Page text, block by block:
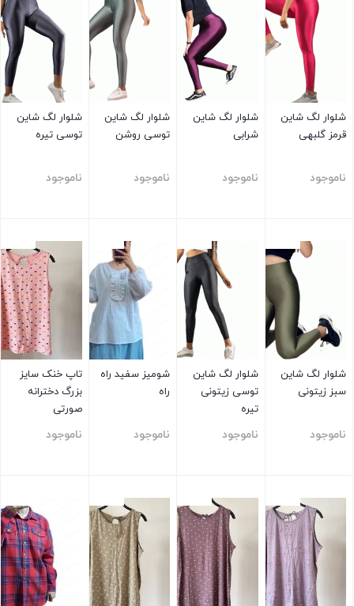
شلوار لگ شاین
قرمز گلبهی
ناموجود
شلوار لگ شاین
شرابی
ناموجود
شلوار لگ شاین
توسی روشن
ناموجود
شلوار لگ شاین
توسی تیره
ناموجود
شلوار لگ شاین
سبز زیتونی
ناموجود
شلوار لگ شاین
توسی زیتونی
تیره
ناموجود
شومیز سفید راه
راه
ناموجود
تاپ خنک سایز
بزرگ دخترانه
صورتی
ناموجود